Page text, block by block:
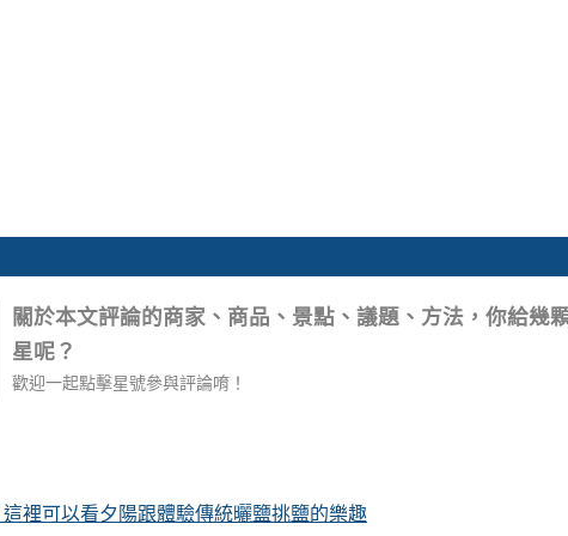
關於本文評論的商家、商品、景點、議題、方法，你給幾
星呢？
歡迎一起點擊星號參與評論唷！
裡可以看夕陽跟體驗傳統曬鹽挑鹽的樂趣